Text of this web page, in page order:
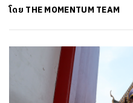
โดย THE MOMENTUM TEAM